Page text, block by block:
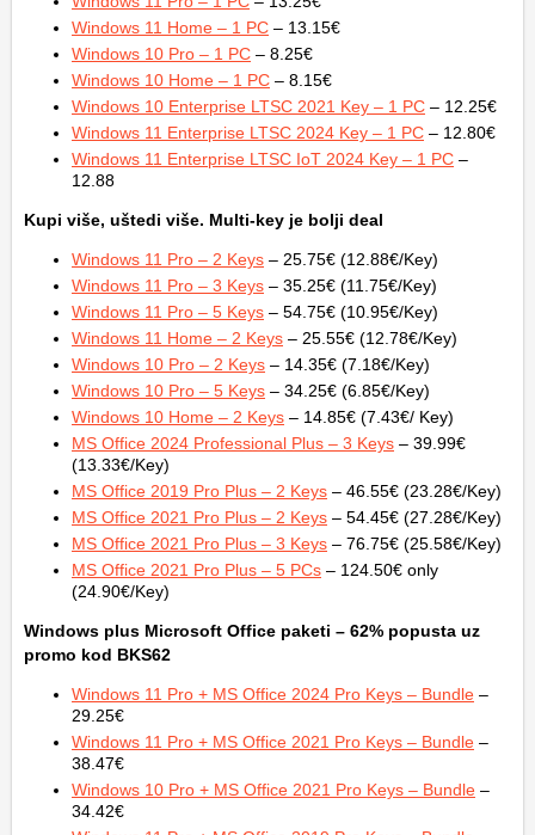
Windows 11 Home – 1 PC – 13.15€
Windows 10 Pro – 1 PC – 8.25€
Windows 10 Home – 1 PC – 8.15€
Windows 10 Enterprise LTSC 2021 Key – 1 PC – 12.25€
Windows 11 Enterprise LTSC 2024 Key – 1 PC – 12.80€
Windows 11 Enterprise LTSC IoT 2024 Key – 1 PC –
12.88
Kupi više, uštedi više. Multi-key je bolji deal
Windows 11 Pro – 2 Keys – 25.75€ (12.88€/Key)
Windows 11 Pro – 3 Keys – 35.25€ (11.75€/Key)
Windows 11 Pro – 5 Keys – 54.75€ (10.95€/Key)
Windows 11 Home – 2 Keys – 25.55€ (12.78€/Key)
Windows 10 Pro – 2 Keys – 14.35€ (7.18€/Key)
Windows 10 Pro – 5 Keys – 34.25€ (6.85€/Key)
Windows 10 Home – 2 Keys – 14.85€ (7.43€/ Key)
MS Office 2024 Professional Plus – 3 Keys – 39.99€
(13.33€/Key)
MS Office 2019 Pro Plus – 2 Keys – 46.55€ (23.28€/Key)
MS Office 2021 Pro Plus – 2 Keys – 54.45€ (27.28€/Key)
MS Office 2021 Pro Plus – 3 Keys – 76.75€ (25.58€/Key)
MS Office 2021 Pro Plus – 5 PCs – 124.50€ only
(24.90€/Key)
Windows plus Microsoft Office paketi – 62% popusta uz
promo kod BKS62
Windows 11 Pro + MS Office 2024 Pro Keys – Bundle –
29.25€
Windows 11 Pro + MS Office 2021 Pro Keys – Bundle –
38.47€
Windows 10 Pro + MS Office 2021 Pro Keys – Bundle –
34.42€